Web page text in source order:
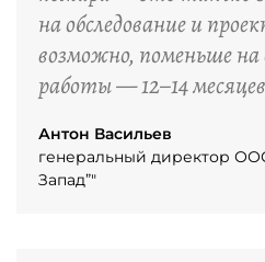
на обследование и
возможно, поменьше
работы — 12–14
Антон Васильев
генеральный директор
Запад”"